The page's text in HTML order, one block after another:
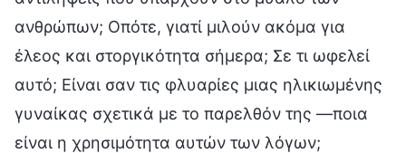
ανθρώπων; Οπότε, γιατί μιλούν ακόμα για
έλεος και στοργικότητα σήμερα; Σε τι ωφελεί
αυτό; Είναι σαν τις φλυαρίες μιας ηλικιωμένης
γυναίκας σχετικά με το παρελθόν της —ποια
είναι η χρησιμότητα αυτών των λόγων;